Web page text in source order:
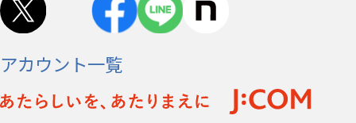
アカウント一覧